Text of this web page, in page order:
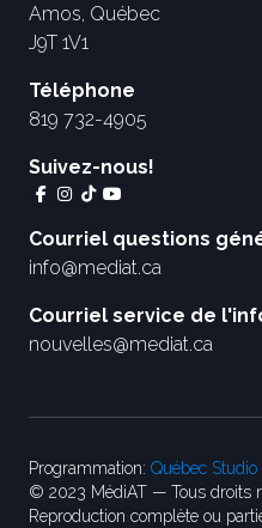
Amos, Québec
J9T 1V1
Téléphone
819 732-4905
Suivez-nous!
Courriel questions
info@mediat.ca
Courriel service de
nouvelles@mediat.ca
Programmation: Québec Studio
© 2023 MédiAT — Tous droits
Reproduction complète ou